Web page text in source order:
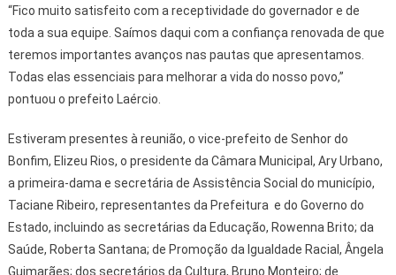
“Fico muito satisfeito com a receptividade do governador e de
toda a sua equipe. Saímos daqui com a confiança renovada de que
teremos importantes avanços nas pautas que apresentamos.
Todas elas essenciais para melhorar a vida do nosso povo,”
pontuou o prefeito Laércio.
Estiveram presentes à reunião, o vice-prefeito de Senhor do
Bonfim, Elizeu Rios, o presidente da Câmara Municipal, Ary Urbano,
a primeira-dama e secretária de Assistência Social do município,
Taciane Ribeiro, representantes da Prefeitura e do Governo do
Estado, incluindo as secretárias da Educação, Rowenna Brito; da
Saúde, Roberta Santana; de Promoção da Igualdade Racial, Ângela
Guimarães; dos secretários da Cultura, Bruno Monteiro; de